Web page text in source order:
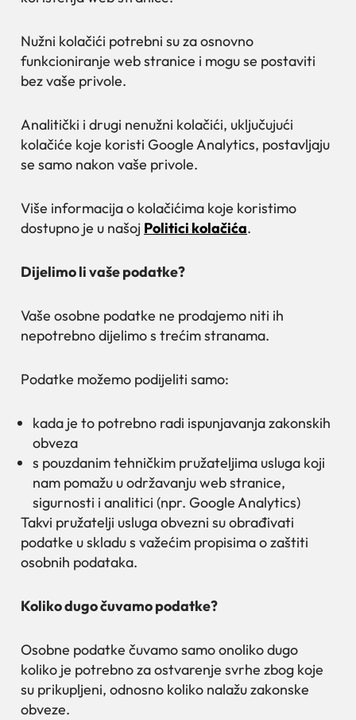
Nužni kolačići potrebni su za osnovno
funkcioniranje web stranice i mogu se postaviti
bez vaše privole.
Analitički i drugi nenužni kolačići, uključujući
kolačiće koje koristi Google Analytics, postavljaju
se samo nakon vaše privole.
Više informacija o kolačićima koje koristimo
dostupno je u našoj Politici kolačića.
Dijelimo li vaše podatke?
Vaše osobne podatke ne prodajemo niti ih
nepotrebno dijelimo s trećim stranama.
Podatke možemo podijeliti samo:
kada je to potrebno radi ispunjavanja zakonskih
obveza
s pouzdanim tehničkim pružateljima usluga koji
nam pomažu u održavanju web stranice,
sigurnosti i analitici (npr. Google Analytics)
Takvi pružatelji usluga obvezni su obrađivati
podatke u skladu s važećim propisima o zaštiti
osobnih podataka.
Koliko dugo čuvamo podatke?
Osobne podatke čuvamo samo onoliko dugo
koliko je potrebno za ostvarenje svrhe zbog koje
su prikupljeni, odnosno koliko nalažu zakonske
obveze.